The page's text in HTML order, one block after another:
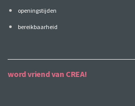
openingstijden
bereikbaarheid
word vriend van CREA!